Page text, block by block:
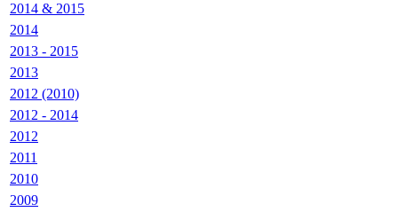
2014 & 2015
2014
2013 - 2015
2013
2012 (2010)
2012 - 2014
2012
2011
2010
2009